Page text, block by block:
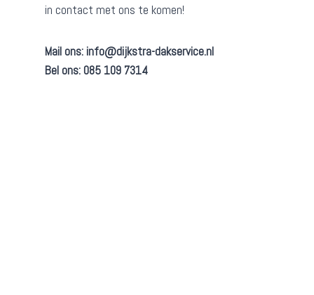
in contact met ons te komen!
Mail ons: info@dijkstra-dakservice.nl
Bel ons: 085 109 7314